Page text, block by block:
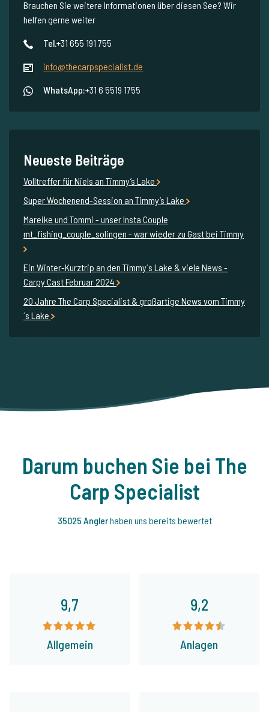
Brauchen Sie weitere Informationen über diesen See? Wir
helfen gerne weiter
Tel.+31 655 191 755
info@thecarpspecialist.de
WhatsApp:+31 6 5519 1755
Neueste Beiträge
Volltreffer für Niels an Timmy’s Lake
Super Wochenend-Session an Timmy’s Lake
Mareike und Tommi - unser Insta Couple
mt_fishing_couple_solingen - war wieder zu Gast bei Timmy
Ein Winter-Kurztrip an den Timmy´s Lake & viele News -
Carpy Cast Februar 2024
20 Jahre The Carp Specialist & großartige News vom Timmy
´s Lake
Darum buchen Sie bei The
Carp Specialist
35025 Anglerhaben uns bereits bewertet
9,7
Allgemein
9,2
Anlagen